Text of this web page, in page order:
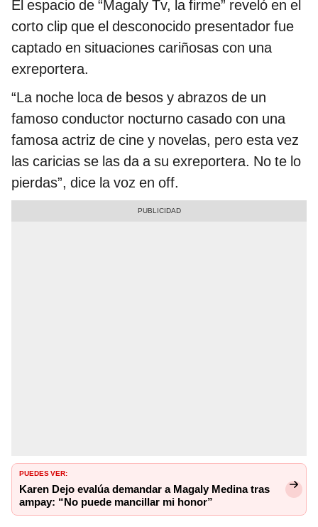
El espacio de “Magaly Tv, la firme” reveló en el
corto clip que el desconocido presentador fue
captado en situaciones cariñosas con una
exreportera.
“La noche loca de besos y abrazos de un
famoso conductor nocturno casado con una
famosa actriz de cine y novelas, pero esta vez
las caricias se las da a su exreportera. No te lo
pierdas”, dice la voz en off.
PUEDES VER:
Karen Dejo evalúa demandar a Magaly Medina tras
ampay: “No puede mancillar mi honor”